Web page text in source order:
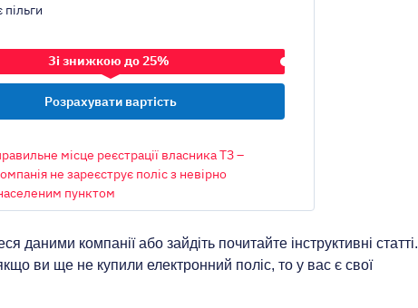
Зі знижкою до 25%
місце реєстрації власника ТЗ –
не зареєструє поліс з невірно
пунктом
даними компанії або зайдіть почитайте інструктивні статті.
ви ще не купили електронний поліс, то у вас є свої